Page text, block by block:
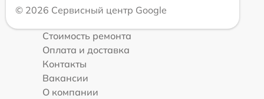
© 2026 Сервисный центр Google
Стоимость ремонта
Оплата и доставка
Контакты
Вакансии
О компании